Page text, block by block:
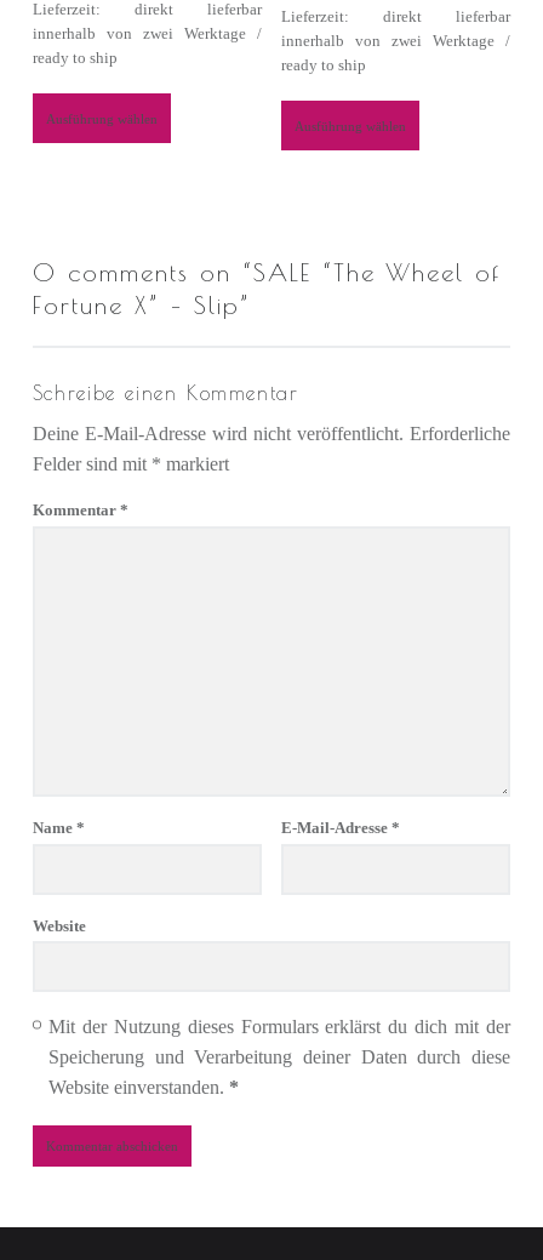
Lieferzeit: direkt lieferbar
innerhalb von zwei Werktage /
ready to ship
Ausführung wählen
Lieferzeit: direkt lieferbar
innerhalb von zwei Werktage /
ready to ship
Ausführung wählen
0 comments on “SALE “The Wheel of
Fortune X” – Slip”
Schreibe einen Kommentar
Deine E-Mail-Adresse wird nicht veröffentlicht. Erforderliche
Felder sind mit * markiert
Kommentar *
Name * E-Mail-Adresse *
Website
Mit der Nutzung dieses Formulars erklärst du dich mit der
Speicherung und Verarbeitung deiner Daten durch diese
Website einverstanden. *